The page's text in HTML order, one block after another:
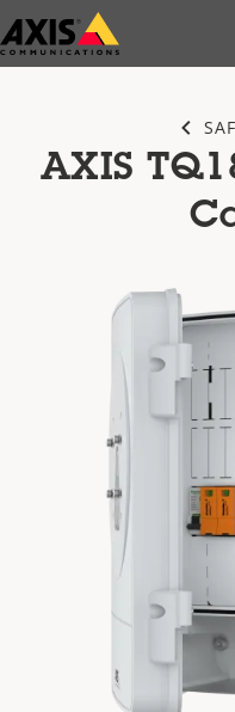
Zum
Hauptinhalt
AXIS